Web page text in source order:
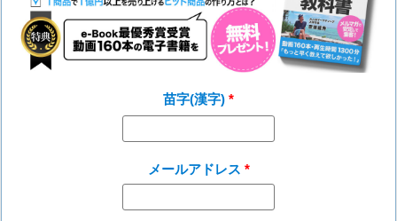
苗字(漢字)
メールアドレス